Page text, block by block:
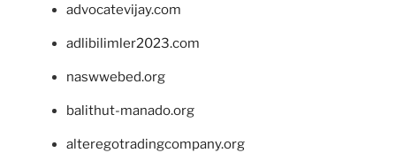
advocatevijay.com
adlibilimler2023.com
naswwebed.org
balithut-manado.org
alteregotradingcompany.org